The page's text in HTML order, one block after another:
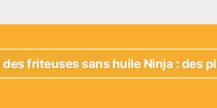
friteuses sans huile Ninja : des